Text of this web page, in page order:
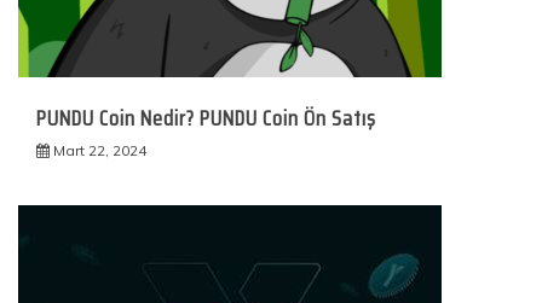
PUNDU Coin Nedir? PUNDU Coin Ön Satış
Mart 22, 2024